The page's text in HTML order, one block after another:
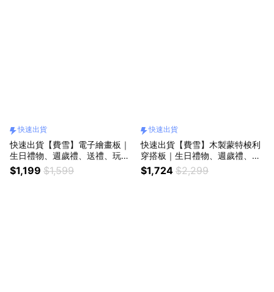
快速出貨
快速出貨【費雪】電子繪畫板｜
生日禮物、週歲禮、送禮、玩
具、奇哥代理
$1,199 $1,599
快速出貨
快速出貨【費雪】木製蒙特梭利
穿搭板｜生日禮物、週歲禮、送
禮、玩具、奇哥代理
$1,724 $2,299